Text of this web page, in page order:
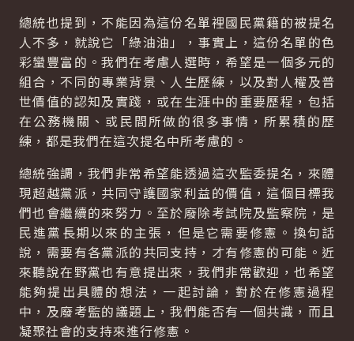
總統也提到，不能因為這份名單裡國民黨籍的被提名
人不多，就說它「綠油油」，事實上，這份名單的色
彩蠻豐富的。我們在考慮人選時，希望是一個多元的
組合，不同的專業背景、人生歷練，以及對人權及普
世價值的認知及實踐，或在生涯中的重要歷程，包括
在公務機關、或民間所做的很多事情，所累積的歷
練，都是我們在這次提名中所考慮的。
總統強調，我們非常希望能透過這次監委提名，來體
現超越黨派，共同守護國家利益的價值，這個目標我
們也會繼續的來努力。至於廢除考試院及監察院，是
民進黨長期以來的主張，但是它需要修憲。換句話
說，需要有各黨派的共同支持，才有修憲的可能。近
來聽說在野黨也有意提出來，我們非常歡迎，也希望
能夠提出具體的想法，一起討論，對於在修憲過程
中，及廢考監的議題上，我們能否有一個共識，而且
凝聚社會的支持來進行修憲。